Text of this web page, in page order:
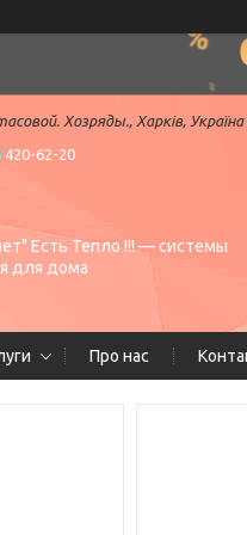
Хозряды., Харків, Україна
420-62-20
Есть Тепло !!! — системы
для дома
Про нас